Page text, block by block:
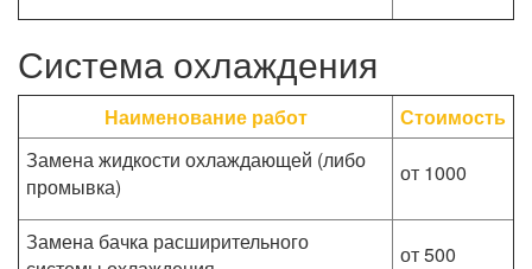
Система охлаждения
Наименование работ
Стоимость
Замена жидкости охлаждающей (либо
промывка)
от 1000
Замена бачка расширительного
от 500